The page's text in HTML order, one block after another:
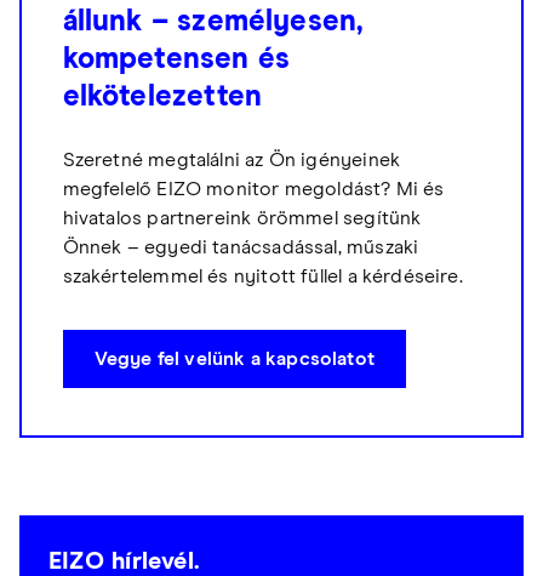
állunk – személyesen,
kompetensen és
elkötelezetten
Szeretné megtalálni az Ön igényeinek
megfelelő EIZO monitor megoldást? Mi és
hivatalos partnereink örömmel segítünk
Önnek – egyedi tanácsadással, műszaki
szakértelemmel és nyitott füllel a kérdéseire.
Vegye fel velünk a kapcsolatot
EIZO hírlevél.